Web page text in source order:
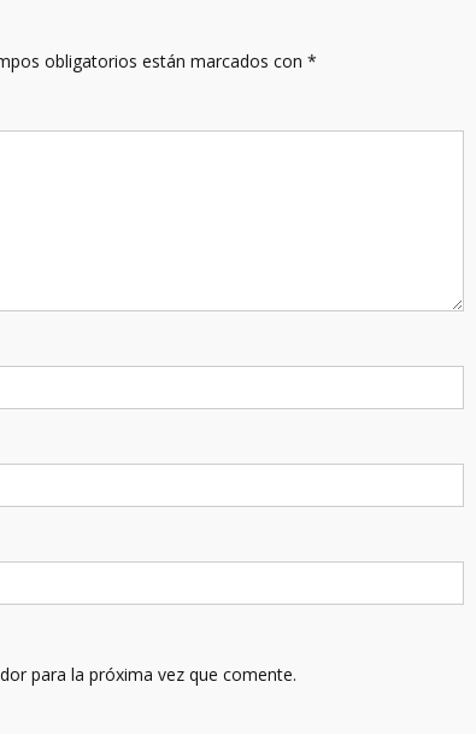
obligatorios están marcados con *
para la próxima vez que comente.